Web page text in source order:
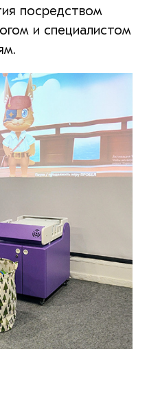
посредством
и специалистом